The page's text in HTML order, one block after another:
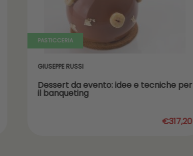
PASTICCERIA
GIUSEPPE RUSSI
Dessert da evento: idee e tecniche per
il banqueting
€317,20